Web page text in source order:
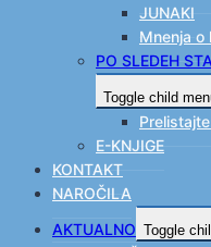
JUNAKI
Mnenja o
PO SLEDEH
Toggle child
E-KNJIGE
KONTAKT
NAROČILA
AKTUALNO Toggle